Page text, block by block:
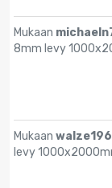
Mukaan
8mm levy
Mukaan
levy